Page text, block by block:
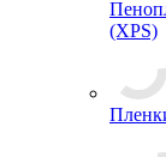
(XPS)